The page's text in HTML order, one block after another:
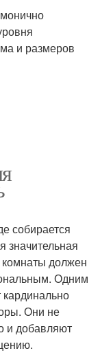
и размеров
собирается
значительная
комнаты должен
Одним
Они не
и добавляют